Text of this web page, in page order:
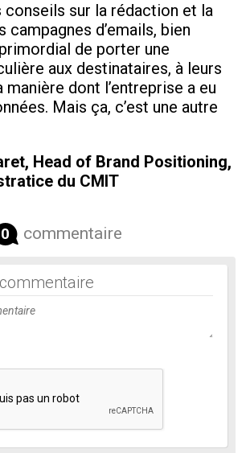
conseils sur la rédaction et la
d’emails, bien
de porter une
aux destinataires, à leurs
manière dont l’entreprise a eu
Mais ça, c’est une autre
Head of Brand Positioning,
du CMIT
0 commentaire